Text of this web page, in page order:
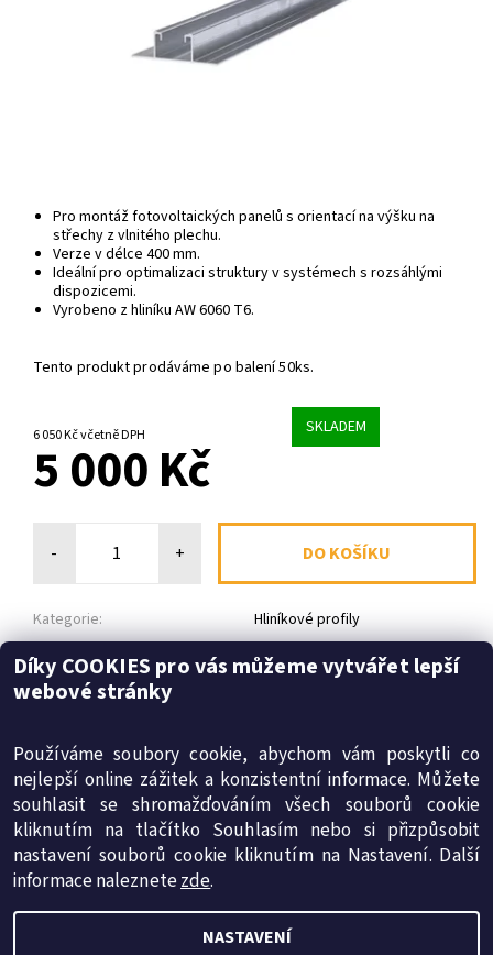
Pro montáž fotovoltaických panelů s orientací na výšku na
střechy z vlnitého plechu.
Verze v délce 400 mm.
Ideální pro optimalizaci struktury v systémech s rozsáhlými
dispozicemi.
Vyrobeno z hliníku AW 6060 T6.
Tento produkt prodáváme po balení 50ks.
6 050 Kč včetně DPH SKLADEM
5 000 Kč
- +
Kategorie: Hliníkové profily
Tisk
Dotaz
Přidat komentář
SMT-energy s.r.o. Obchodní podmínky | Reklamační řád
| Ochrana osobních údajů | Cookies
Díky COOKIES pro vás můžeme vytvářet lepší
webové stránky
Používáme soubory cookie, abychom vám poskytli co
nejlepší online zážitek a konzistentní informace. Můžete
souhlasit se shromažďováním všech souborů cookie
kliknutím na tlačítko Souhlasím nebo si přizpůsobit
nastavení souborů cookie kliknutím na Nastavení. Další
informace naleznetezde.
NASTAVENÍ